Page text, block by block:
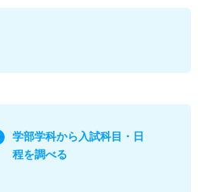
学部学科から入試科目・日
程を調べる